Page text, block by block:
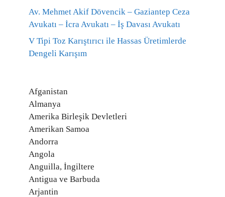
Av. Mehmet Akif Dövencik – Gaziantep Ceza
Avukatı – İcra Avukatı – İş Davası Avukatı
V Tipi Toz Karıştırıcı ile Hassas Üretimlerde
Dengeli Karışım
Afganistan
Almanya
Amerika Birleşik Devletleri
Amerikan Samoa
Andorra
Angola
Anguilla, İngiltere
Antigua ve Barbuda
Arjantin